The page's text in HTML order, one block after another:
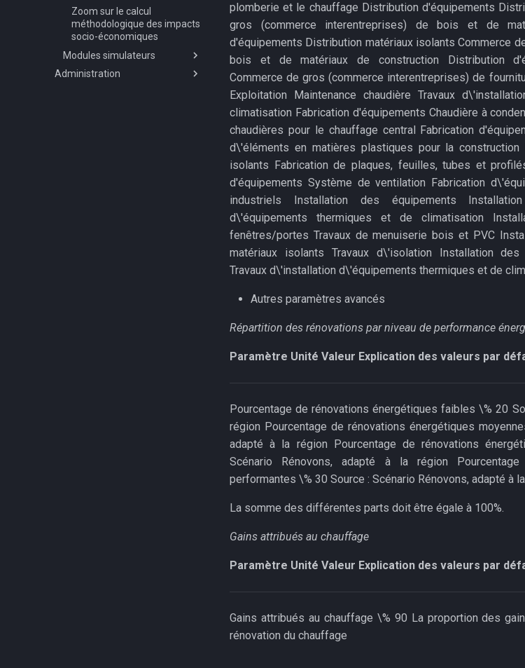
Zoom sur le calcul
méthodologique des impacts
socio-économiques
Modules simulateurs
Simulateur mobilité
Administration
plomberie et le chauffage Distribution d'équipements
gros (commerce interentreprises) de bois et de
d'équipements Distribution matériaux isolants Commerce
bois et de matériaux de construction Distribution
Commerce de gros (commerce interentreprises) de
Exploitation Maintenance chaudière Travaux
climatisation Fabrication d'équipements Chaudière à
chaudières pour le chauffage central Fabrication
d\'éléments en matières plastiques pour la construction
isolants Fabrication de plaques, feuilles, tubes et
d'équipements Système de ventilation Fabrication
industriels Installation des équipements
d\'équipements thermiques et de climatisation
fenêtres/portes Travaux de menuiserie bois et PVC
matériaux isolants Travaux d\'isolation Installation
Travaux d\'installation d\'équipements thermiques et de
Autres paramètres avancés
Répartition des rénovations par niveau de performance
Paramètre Unité Valeur Explication des valeurs par
Pourcentage de rénovations énergétiques faibles \% 20
région Pourcentage de rénovations énergétiques
adapté à la région Pourcentage de rénovations
Scénario Rénovons, adapté à la région
performantes \% 30 Source : Scénario Rénovons, adapté à
La somme des différentes parts doit être égale à 100%.
Gains attribués au chauffage
Paramètre Unité Valeur Explication des valeurs par
Gains attribués au chauffage \% 90 La proportion des
rénovation du chauffage